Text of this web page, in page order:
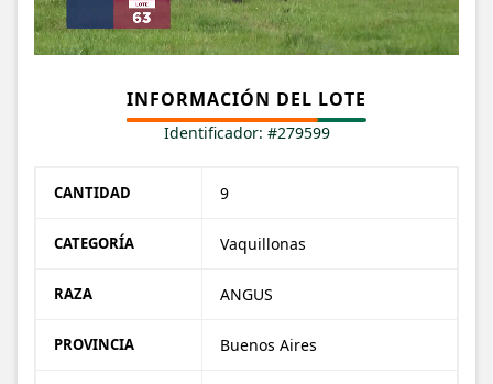
INFORMACIÓN DEL LOTE
Identificador: #279599
CANTIDAD 9
CATEGORÍA Vaquillonas
RAZA ANGUS
PROVINCIA Buenos Aires